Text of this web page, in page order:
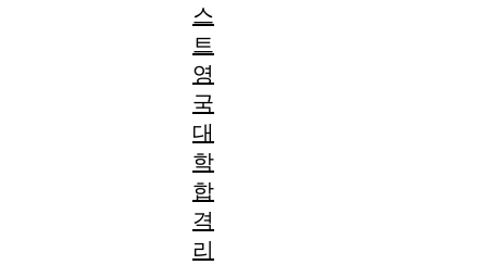
스
트
영
국
대
학
합
격
리